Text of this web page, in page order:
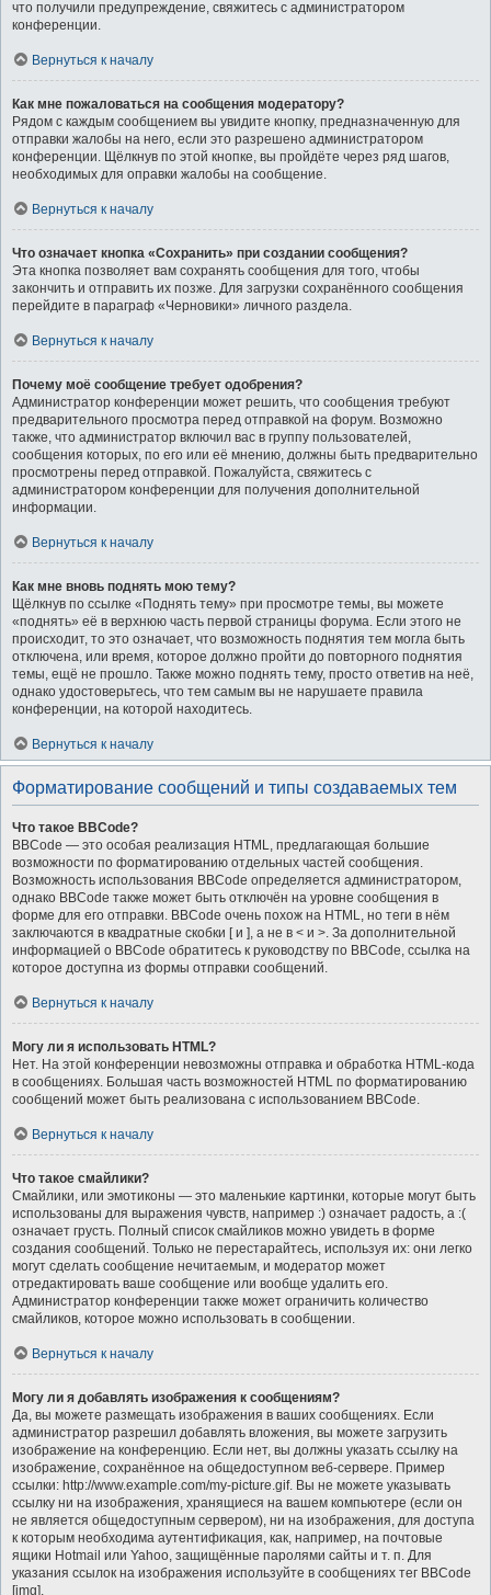
что получили предупреждение, свяжитесь с администратором
конференции.
Вернуться к началу
Как мне пожаловаться на сообщения модератору?
Рядом с каждым сообщением вы увидите кнопку, предназначенную для
отправки жалобы на него, если это разрешено администратором
конференции. Щёлкнув по этой кнопке, вы пройдёте через ряд шагов,
необходимых для оправки жалобы на сообщение.
Вернуться к началу
Что означает кнопка «Сохранить» при создании сообщения?
Эта кнопка позволяет вам сохранять сообщения для того, чтобы
закончить и отправить их позже. Для загрузки сохранённого сообщения
перейдите в параграф «Черновики» личного раздела.
Вернуться к началу
Почему моё сообщение требует одобрения?
Администратор конференции может решить, что сообщения требуют
предварительного просмотра перед отправкой на форум. Возможно
также, что администратор включил вас в группу пользователей,
сообщения которых, по его или её мнению, должны быть предварительно
просмотрены перед отправкой. Пожалуйста, свяжитесь с
администратором конференции для получения дополнительной
информации.
Вернуться к началу
Как мне вновь поднять мою тему?
Щёлкнув по ссылке «Поднять тему» при просмотре темы, вы можете
«поднять» её в верхнюю часть первой страницы форума. Если этого не
происходит, то это означает, что возможность поднятия тем могла быть
отключена, или время, которое должно пройти до повторного поднятия
темы, ещё не прошло. Также можно поднять тему, просто ответив на неё,
однако удостоверьтесь, что тем самым вы не нарушаете правила
конференции, на которой находитесь.
Вернуться к началу
Форматирование сообщений и типы создаваемых тем
Что такое BBCode?
BBCode — это особая реализация HTML, предлагающая большие
возможности по форматированию отдельных частей сообщения.
Возможность использования BBCode определяется администратором,
однако BBCode также может быть отключён на уровне сообщения в
форме для его отправки. BBCode очень похож на HTML, но теги в нём
заключаются в квадратные скобки [ и ], а не в < и >. За дополнительной
информацией о BBCode обратитесь к руководству по BBCode, ссылка на
которое доступна из формы отправки сообщений.
Вернуться к началу
Могу ли я использовать HTML?
Нет. На этой конференции невозможны отправка и обработка HTML-кода
в сообщениях. Большая часть возможностей HTML по форматированию
сообщений может быть реализована с использованием BBCode.
Вернуться к началу
Что такое смайлики?
Смайлики, или эмотиконы — это маленькие картинки, которые могут быть
использованы для выражения чувств, например :) означает радость, а :(
означает грусть. Полный список смайликов можно увидеть в форме
создания сообщений. Только не перестарайтесь, используя их: они легко
могут сделать сообщение нечитаемым, и модератор может
отредактировать ваше сообщение или вообще удалить его.
Администратор конференции также может ограничить количество
смайликов, которое можно использовать в сообщении.
Вернуться к началу
Могу ли я добавлять изображения к сообщениям?
Да, вы можете размещать изображения в ваших сообщениях. Если
администратор разрешил добавлять вложения, вы можете загрузить
изображение на конференцию. Если нет, вы должны указать ссылку на
изображение, сохранённое на общедоступном веб-сервере. Пример
ссылки: http://www.example.com/my-picture.gif. Вы не можете указывать
ссылку ни на изображения, хранящиеся на вашем компьютере (если он
не является общедоступным сервером), ни на изображения, для доступа
к которым необходима аутентификация, как, например, на почтовые
ящики Hotmail или Yahoo, защищённые паролями сайты и т. п. Для
указания ссылок на изображения используйте в сообщениях тег BBCode
[img].